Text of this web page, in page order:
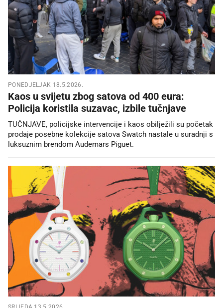
PONEDJELJAK 18.5.2026.
Kaos u svijetu zbog satova od 400 eura:
Policija koristila suzavac, izbile tučnjave
TUČNJAVE, policijske intervencije i kaos obilježili su početak
prodaje posebne kolekcije satova Swatch nastale u suradnji s
luksuznim brendom Audemars Piguet.